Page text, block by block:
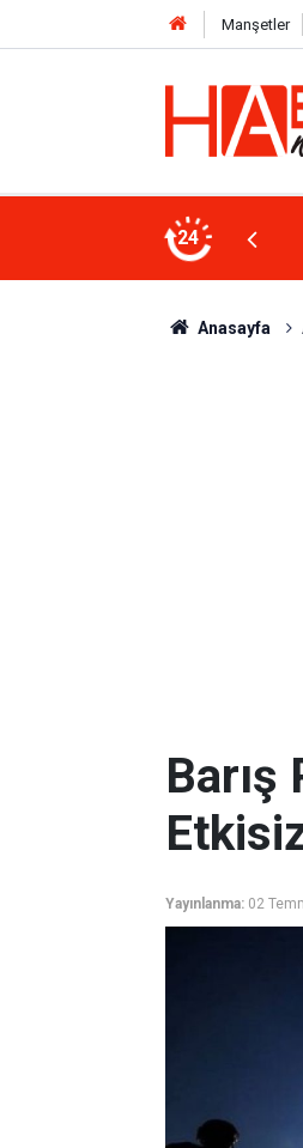
Manşetler
24
2026! Bayram Primi, Erzak
Anasayfa
Barış
Yayınlanma: 02